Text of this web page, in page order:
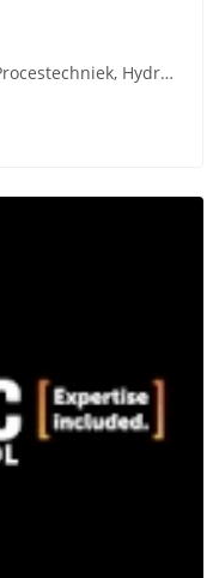
Autotechniek, Elektrotechniek, Procestechniek, Hydrauliek, Mobiele Werktuigen, Techniek, Rijbewijs